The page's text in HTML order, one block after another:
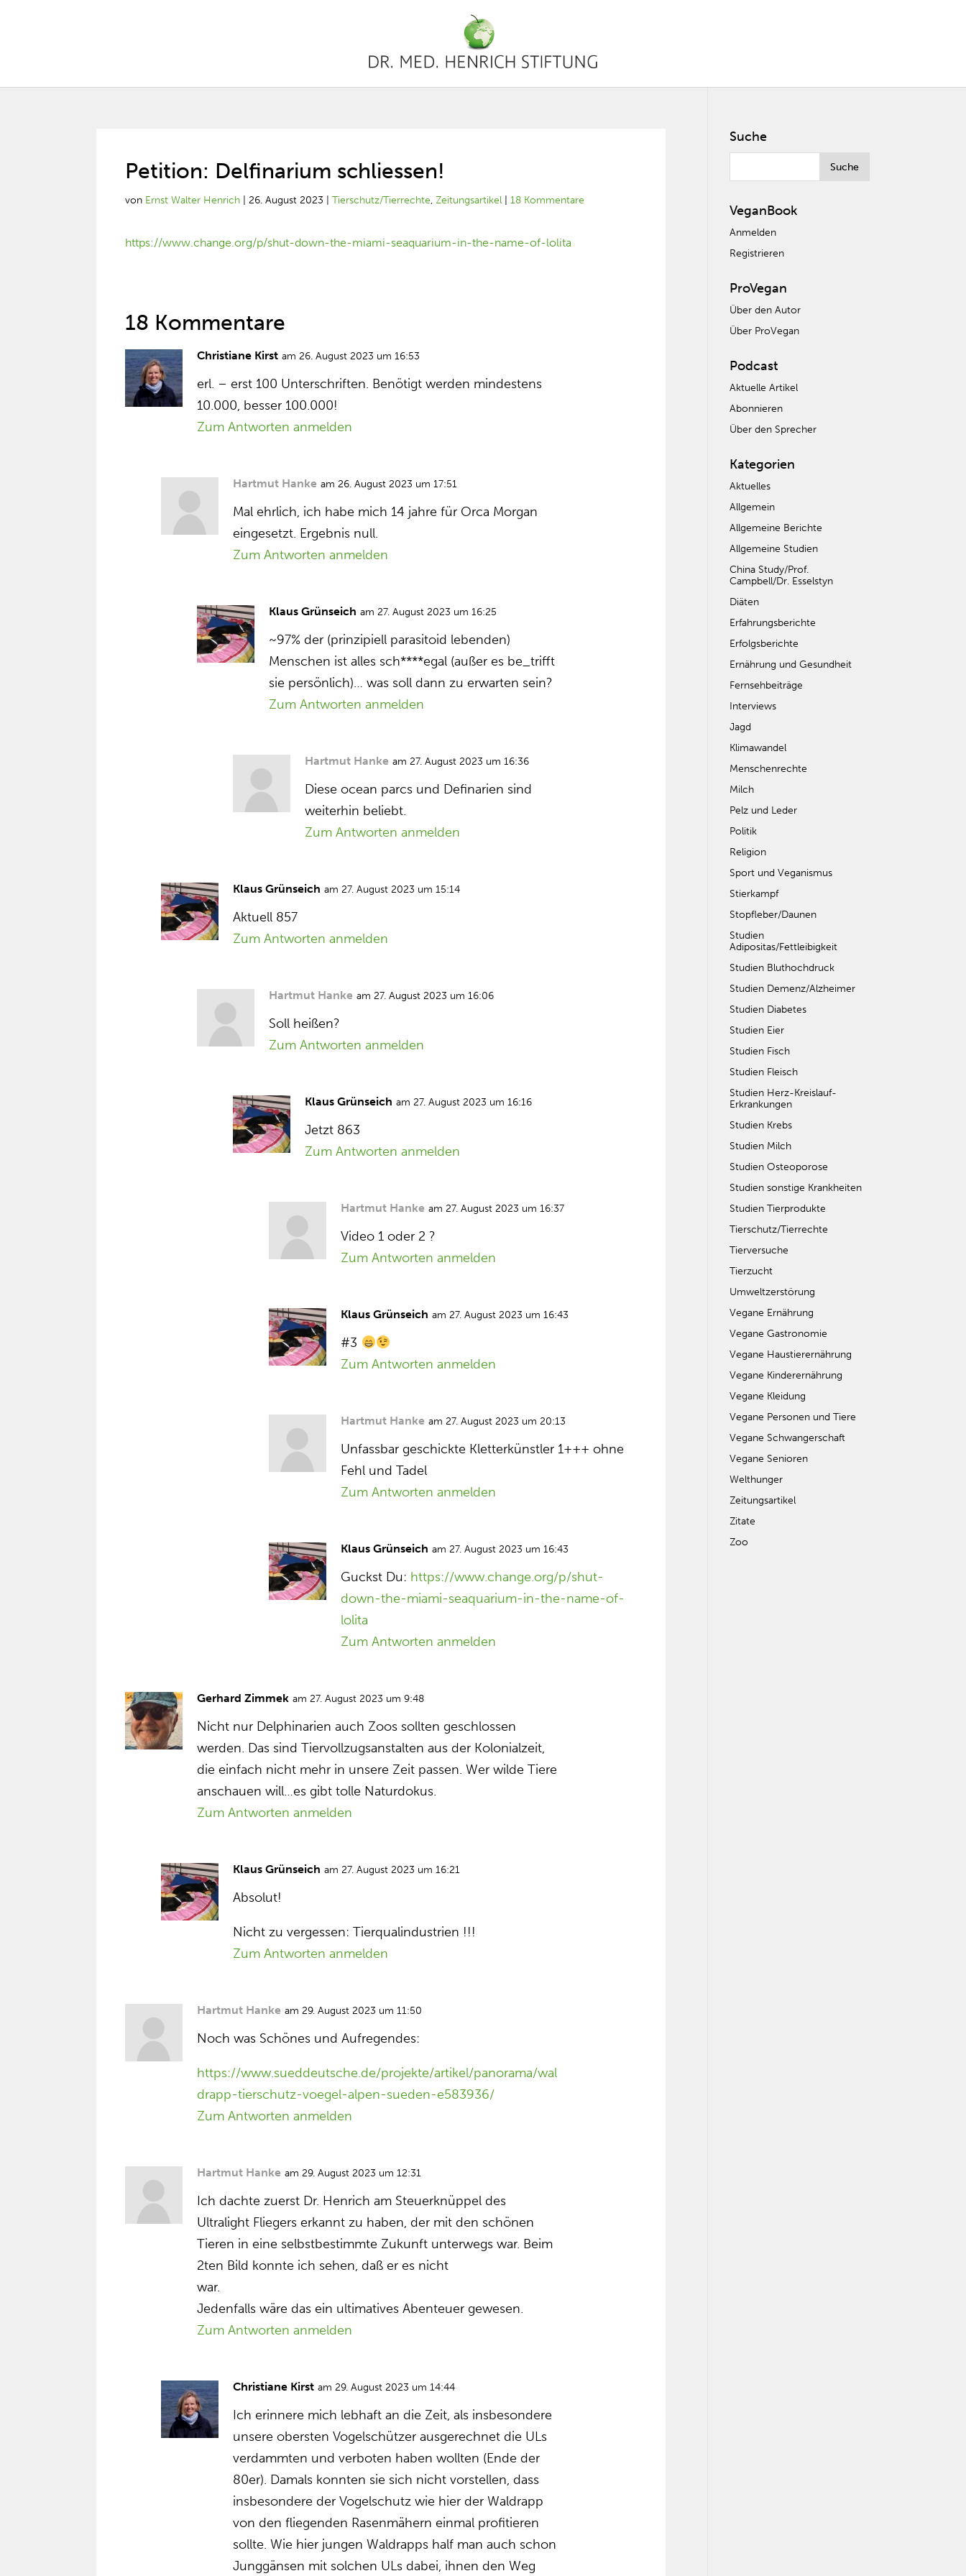
Petition: Delfinarium schliessen!
von Ernst Walter Henrich |26. August 2023 |Tierschutz/Tierrechte,Zeitungsartikel |18 Kommentare
https://www.change.org/p/shut-down-the-miami-seaquarium-in-the-name-of-lolita
18 Kommentare
Christiane Kirst am 26. August 2023 um 16:53
erl. – erst 100 Unterschriften. Benötigt werden mindestens
10.000, besser 100.000!
Zum Antworten anmelden
Hartmut Hanke am 26. August 2023 um 17:51
Mal ehrlich, ich habe mich 14 jahre für Orca Morgan
eingesetzt. Ergebnis null.
Zum Antworten anmelden
Klaus Grünseich am 27. August 2023 um 16:25
~97% der (prinzipiell parasitoid lebenden)
Menschen ist alles sch****egal (außer es be_trifft
sie persönlich)… was soll dann zu erwarten sein?
Zum Antworten anmelden
Hartmut Hanke am 27. August 2023 um 16:36
Diese ocean parcs und Definarien sind
weiterhin beliebt.
Zum Antworten anmelden
Klaus Grünseich am 27. August 2023 um 15:14
Aktuell 857
Zum Antworten anmelden
Hartmut Hanke am 27. August 2023 um 16:06
Soll heißen?
Zum Antworten anmelden
Klaus Grünseich am 27. August 2023 um 16:16
Jetzt 863
Zum Antworten anmelden
Hartmut Hanke am 27. August 2023 um 16:37
Video 1 oder 2 ?
Zum Antworten anmelden
Klaus Grünseich am 27. August 2023 um 16:43
#3
Zum Antworten anmelden
Hartmut Hanke am 27. August 2023 um 20:13
Unfassbar geschickte Kletterkünstler 1+++ ohne
Fehl und Tadel
Zum Antworten anmelden
Klaus Grünseich am 27. August 2023 um 16:43
Guckst Du: https://www.change.org/p/shut-
down-the-miami-seaquarium-in-the-name-of-
lolita
Zum Antworten anmelden
Gerhard Zimmek am 27. August 2023 um 9:48
Nicht nur Delphinarien auch Zoos sollten geschlossen
werden. Das sind Tiervollzugsanstalten aus der Kolonialzeit,
die einfach nicht mehr in unsere Zeit passen. Wer wilde Tiere
anschauen will…es gibt tolle Naturdokus.
Zum Antworten anmelden
Klaus Grünseich am 27. August 2023 um 16:21
Absolut!
Nicht zu vergessen: Tierqualindustrien !!!
Zum Antworten anmelden
Hartmut Hanke am 29. August 2023 um 11:50
Noch was Schönes und Aufregendes:
https://www.sueddeutsche.de/projekte/artikel/panorama/wal
drapp-tierschutz-voegel-alpen-sueden-e583936/
Zum Antworten anmelden
Hartmut Hanke am 29. August 2023 um 12:31
Ich dachte zuerst Dr. Henrich am Steuerknüppel des
Ultralight Fliegers erkannt zu haben, der mit den schönen
Tieren in eine selbstbestimmte Zukunft unterwegs war. Beim
2ten Bild konnte ich sehen, daß er es nicht
war.
Jedenfalls wäre das ein ultimatives Abenteuer gewesen.
Zum Antworten anmelden
Christiane Kirst am 29. August 2023 um 14:44
Ich erinnere mich lebhaft an die Zeit, als insbesondere
unsere obersten Vogelschützer ausgerechnet die ULs
verdammten und verboten haben wollten (Ende der
80er). Damals konnten sie sich nicht vorstellen, dass
insbesondere der Vogelschutz wie hier der Waldrapp
von den fliegenden Rasenmähern einmal profitieren
sollte. Wie hier jungen Waldrapps half man auch schon
Junggänsen mit solchen ULs dabei, ihnen den Weg
Suche
VeganBook
Anmelden
Registrieren
ProVegan
Über den Autor
Über ProVegan
Podcast
Aktuelle Artikel
Abonnieren
Über den Sprecher
Kategorien
Aktuelles
Allgemein
Allgemeine Berichte
Allgemeine Studien
China Study/Prof.
Campbell/Dr. Esselstyn
Diäten
Erfahrungsberichte
Erfolgsberichte
Ernährung und Gesundheit
Fernsehbeiträge
Interviews
Jagd
Klimawandel
Menschenrechte
Milch
Pelz und Leder
Politik
Religion
Sport und Veganismus
Stierkampf
Stopfleber/Daunen
Studien
Adipositas/Fettleibigkeit
Studien Bluthochdruck
Studien Demenz/Alzheimer
Studien Diabetes
Studien Eier
Studien Fisch
Studien Fleisch
Studien Herz-Kreislauf-
Erkrankungen
Studien Krebs
Studien Milch
Studien Osteoporose
Studien sonstige Krankheiten
Studien Tierprodukte
Tierschutz/Tierrechte
Tierversuche
Tierzucht
Umweltzerstörung
Vegane Ernährung
Vegane Gastronomie
Vegane Haustierernährung
Vegane Kinderernährung
Vegane Kleidung
Vegane Personen und Tiere
Vegane Schwangerschaft
Vegane Senioren
Welthunger
Zeitungsartikel
Zitate
Zoo